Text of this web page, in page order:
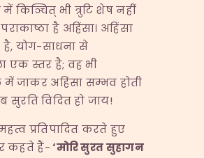
किञ्चित् भी त्रुटि शेष नहीं
है अहिंसा। अहिंसा
है, योग-साधना से
एक स्तर है; वह भी
में जाकर अहिंसा सम्भव होती
सुरति विदित हो जाय!
प्रतिपादित करते हुए
कहते हैं-‘मोरिसुरतसुहागन